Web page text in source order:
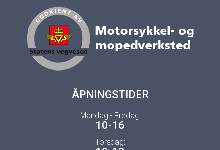
ÅPNINGSTIDER
Mandag - Fredag:
10-16
Torsdag: